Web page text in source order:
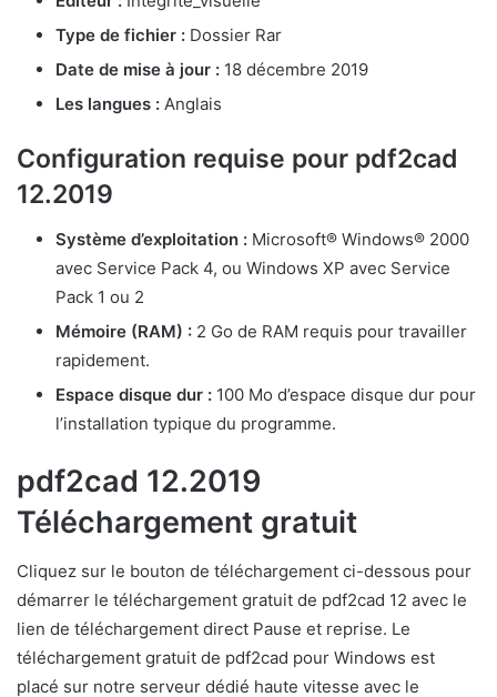
Type de fichier : Dossier Rar
Date de mise à jour : 18 décembre 2019
Les langues : Anglais
Configuration requise pour pdf2cad
12.2019
Système d’exploitation : Microsoft® Windows® 2000
avec Service Pack 4, ou Windows XP avec Service
Pack 1 ou 2
Mémoire (RAM) : 2 Go de RAM requis pour travailler
rapidement.
Espace disque dur : 100 Mo d’espace disque dur pour
l’installation typique du programme.
pdf2cad 12.2019
Téléchargement gratuit
Cliquez sur le bouton de téléchargement ci-dessous pour
démarrer le téléchargement gratuit de pdf2cad 12 avec le
lien de téléchargement direct Pause et reprise. Le
téléchargement gratuit de pdf2cad pour Windows est
placé sur notre serveur dédié haute vitesse avec le